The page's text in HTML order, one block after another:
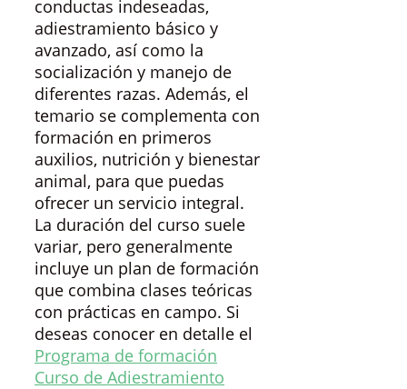
conductas indeseadas,
adiestramiento básico y
avanzado, así como la
socialización y manejo de
diferentes razas. Además, el
temario se complementa con
formación en primeros
auxilios, nutrición y bienestar
animal, para que puedas
ofrecer un servicio integral.
La duración del curso suele
variar, pero generalmente
incluye un plan de formación
que combina clases teóricas
con prácticas en campo. Si
deseas conocer en detalle el
Programa de formación
Curso de Adiestramiento